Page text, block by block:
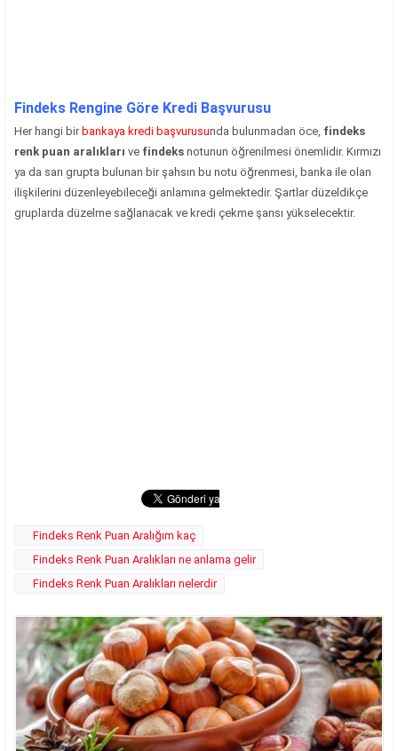
Findeks Rengine Göre Kredi Başvurusu
Her hangi birbankaya kredi başvurusunda bulunmadan öce, findeks
renk puan aralıkları ve findeks notunun öğrenilmesi önemlidir. Kırmızı
ya da sarı grupta bulunan bir şahsın bu notu öğrenmesi, banka ile olan
ilişkilerini düzenleyebileceği anlamına gelmektedir. Şartlar düzeldikçe
gruplarda düzelme sağlanacak ve kredi çekme şansı yükselecektir.
Findeks Renk Puan Aralığım kaç
Findeks Renk Puan Aralıkları ne anlama gelir
Findeks Renk Puan Aralıkları nelerdir